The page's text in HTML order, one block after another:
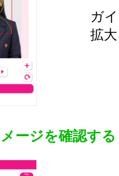
ガ
拡
ージを確認する